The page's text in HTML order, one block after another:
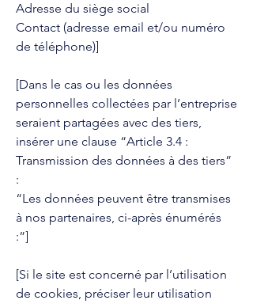
Adresse du siège social
Contact (adresse email et/ou numéro
de téléphone)]
[Dans le cas ou les données
personnelles collectées par l’entreprise
seraient partagées avec des tiers,
insérer une clause “Article 3.4 :
Transmission des données à des tiers”
:
“Les données peuvent être transmises
à nos partenaires, ci-après énumérés
:”]
[Si le site est concerné par l’utilisation
de cookies, préciser leur utilisation